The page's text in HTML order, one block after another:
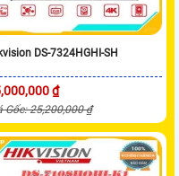
DS-7324HGHI-SH
₫
Gốc: 25,200,000 ₫